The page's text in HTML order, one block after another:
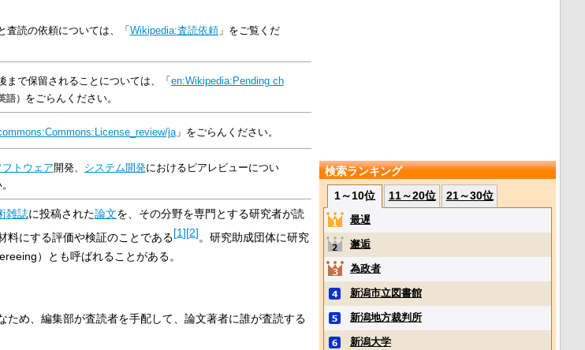
査読の依頼については、「 Wikipedia:査読依頼」をご覧くだ
まで保留されることについては、「 en:Wikipedia:Pending ch
語） をごらんください。
ja」をごらんください。
フトウェア開発、 システム開発におけるピアレビューについ
雑誌に投稿された論文を、その分野を専門とする研究者が読
料にする評価や検証のことである[1][2]。研究助成団体に研究
）とも呼ばれることがある。
め、編集部が査読者を手配して、論文著者に誰が査読する
検索ランキング
1～10位
11～20位 21～30位
最遅
邂逅
為政者
新潟市立図書館
新潟地方裁判所
新潟大学